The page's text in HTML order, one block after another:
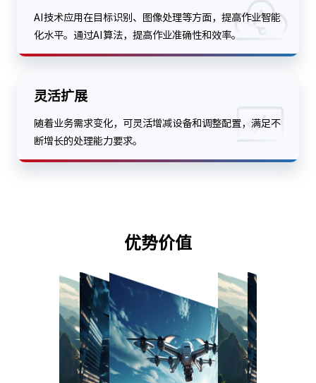
AI技术应用在目标识别、图像处理等方面，提高作业智能
化水平。通过AI算法，提高作业准确性和效率。
灵活扩展
随着业务需求变化，可灵活增减设备和调整配置，满足不
断增长的处理能力要求。
优势价值